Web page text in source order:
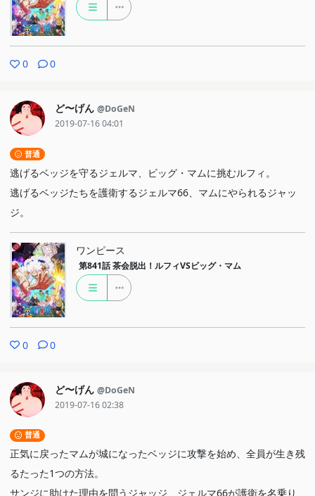
0 0
ど〜げん @DoGeN
2019-07-16 04:01
普通
逃げるベッジを守るジェルマ、ビッグ・マムに挑むルフィ。
逃げるベッジたちを護衛するジェルマ66、マムにやられるジャッ
ジ。
ワンピース
第841話 茶会脱出！ルフィVSビッグ・マム
0 0
ど〜げん @DoGeN
2019-07-16 02:38
普通
正気に戻ったマムが城になったベッジに攻撃を始め、全員が生き残
るたった1つの方法。
サンジに助けた理由を問うジャッジ、ジェルマ66が護衛を名乗り